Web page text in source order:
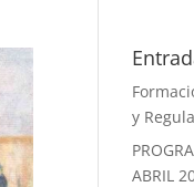
y
ABRIL